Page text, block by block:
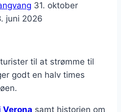
31. oktober
juni 2026
til at strømme til
godt en halv times
Verona samt historien om